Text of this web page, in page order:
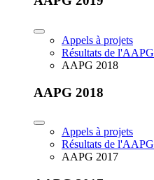
Appels à projets
Résultats de l'AAPG
AAPG 2018
AAPG 2018
Appels à projets
Résultats de l'AAPG
AAPG 2017